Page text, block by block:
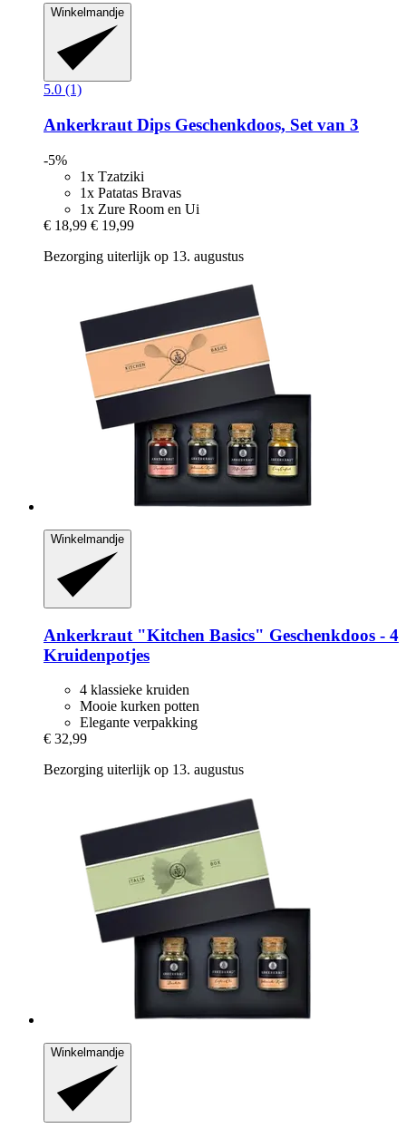
Winkelmandje
5.0 (1)
Ankerkraut Dips Geschenkdoos, Set van 3
-5%
1x Tzatziki
1x Patatas Bravas
1x Zure Room en Ui
€ 18,99 € 19,99
Bezorging uiterlijk op 13. augustus
Winkelmandje
Ankerkraut "Kitchen Basics" Geschenkdoos -​ 4
Kruidenpotjes
4 klassieke kruiden
Mooie kurken potten
Elegante verpakking
€ 32,99
Bezorging uiterlijk op 13. augustus
Winkelmandje